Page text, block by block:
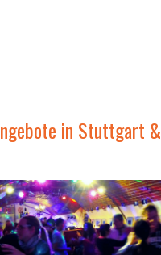
in Stuttgart &